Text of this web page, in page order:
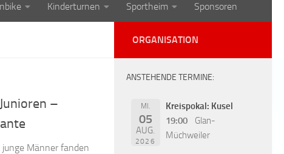
Kinderturnen Sportheim Sponsoren
–
Männer fanden
ORGANISATION
ANSTEHENDE TERMINE:
MI.
05
AUG.
2026
Kreispokal: Kusel
19:00
Glan-
Müchweiler